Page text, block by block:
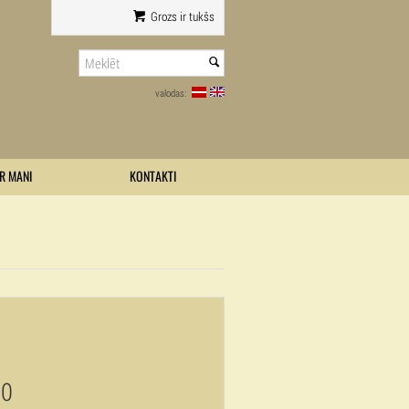
Grozs ir tukšs
valodas:
MANI KONTAKTI